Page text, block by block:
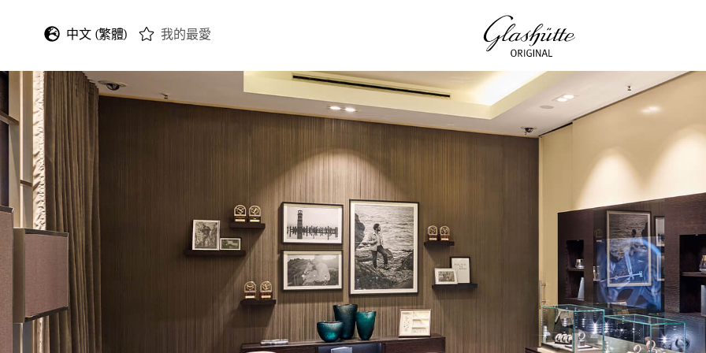
中文 (繁體)
Deutsch
Français
Italiano
Español
日本語
한국어
中文 (简体)
我的最愛